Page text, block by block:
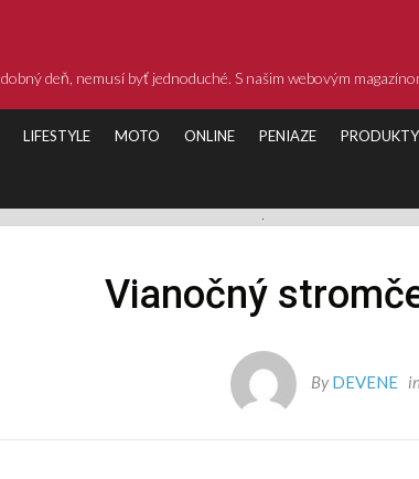
deň, nemusí byť jednoduché. S našim webovým
LIFESTYLE MOTO ONLINE PENIAZE PRODUKTY
Vianočný
ByDEVENE in